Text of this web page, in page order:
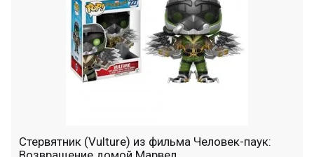
Стервятник (Vulture) из фильма Человек-паук: